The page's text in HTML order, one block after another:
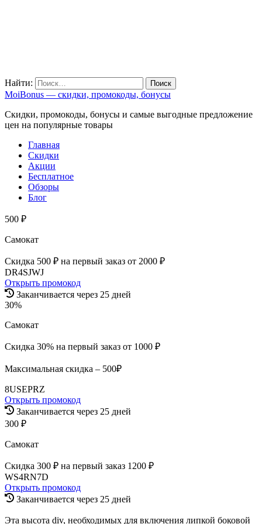
Найти:
MoiBonus — скидки, промокоды, бонусы
Скидки, промокоды, бонусы и самые выгодные предложение
цен на популярные товары
Главная
Скидки
Акции
Бесплатное
Обзоры
Блог
500 ₽
Самокат
Скидка 500 ₽ на первый заказ от 2000 ₽
DR4SJWJ
Открыть промокод
Заканчивается через 25 дней
30%
Самокат
Скидка 30% на первый заказ от 1000 ₽
Максимальная скидка – 500₽
8USEPRZ
Открыть промокод
Заканчивается через 25 дней
300 ₽
Самокат
Скидка 300 ₽ на первый заказ 1200 ₽
WS4RN7D
Открыть промокод
Заканчивается через 25 дней
Эта высота div, необходимых для включения липкой боковой